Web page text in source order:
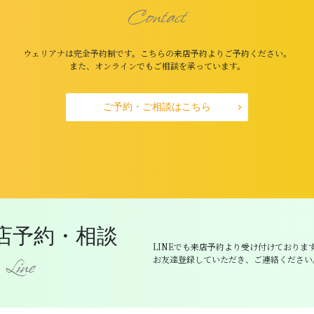
Contact
ウェリアナは完全予約制です。こちらの来店予約よりご予約ください。
また、オンラインでもご相談を承っています。
ご予約・ご相談はこちら
予約・相談
Line
LINEでも来店予約より受け付けておりま
お友達登録していただき、ご連絡くださ